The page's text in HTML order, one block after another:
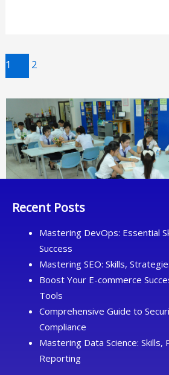
1 2
Recent Posts
Mastering DevOps: Essential
Success
Mastering SEO: Skills,
Boost Your E-commerce
Tools
Comprehensive Guide to
Compliance
Mastering Data Science: Skills,
Reporting